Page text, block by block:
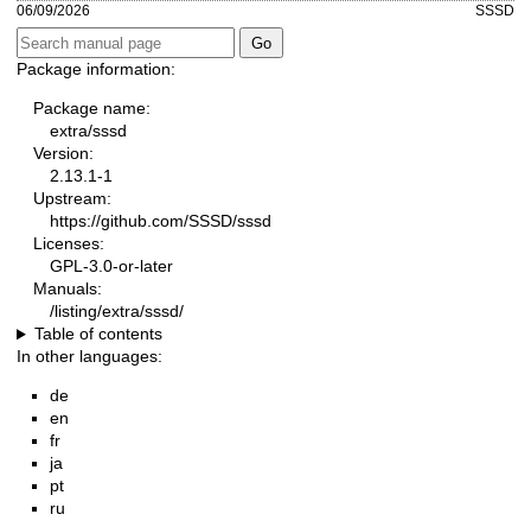
06/09/2026 SSSD
Package information:
Package name:
extra/sssd
Version:
2.13.1-1
Upstream:
https://github.com/SSSD/sssd
Licenses:
GPL-3.0-or-later
Manuals:
/listing/extra/sssd/
Table of contents
In other languages:
de
en
fr
ja
pt
ru